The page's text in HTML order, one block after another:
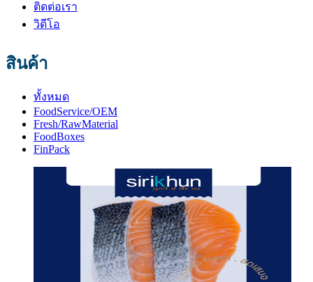
ติดต่อเรา
วิดีโอ
สินค้า
ทั้งหมด
FoodService/OEM
Fresh/RawMaterial
FoodBoxes
FinPack